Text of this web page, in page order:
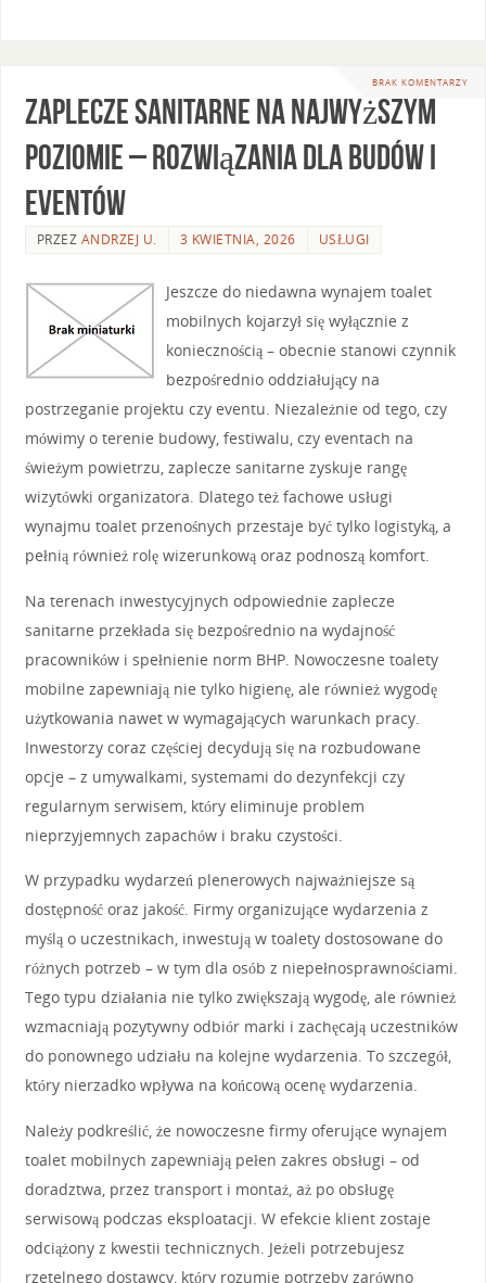
BRAK KOMENTARZY
Zaplecze sanitarne na najwyższym
poziomie – rozwiązania dla budów i
eventów
PRZEZ ANDRZEJ U. 3 KWIETNIA, 2026 USŁUGI
Jeszcze do niedawna wynajem toalet
mobilnych kojarzył się wyłącznie z
koniecznością – obecnie stanowi czynnik
bezpośrednio oddziałujący na
postrzeganie projektu czy eventu. Niezależnie od tego, czy
mówimy o terenie budowy, festiwalu, czy eventach na
świeżym powietrzu, zaplecze sanitarne zyskuje rangę
wizytówki organizatora. Dlatego też fachowe usługi
wynajmu toalet przenośnych przestaje być tylko logistyką, a
pełnią również rolę wizerunkową oraz podnoszą komfort.
Na terenach inwestycyjnych odpowiednie zaplecze
sanitarne przekłada się bezpośrednio na wydajność
pracowników i spełnienie norm BHP. Nowoczesne toalety
mobilne zapewniają nie tylko higienę, ale również wygodę
użytkowania nawet w wymagających warunkach pracy.
Inwestorzy coraz częściej decydują się na rozbudowane
opcje – z umywalkami, systemami do dezynfekcji czy
regularnym serwisem, który eliminuje problem
nieprzyjemnych zapachów i braku czystości.
W przypadku wydarzeń plenerowych najważniejsze są
dostępność oraz jakość. Firmy organizujące wydarzenia z
myślą o uczestnikach, inwestują w toalety dostosowane do
różnych potrzeb – w tym dla osób z niepełnosprawnościami.
Tego typu działania nie tylko zwiększają wygodę, ale również
wzmacniają pozytywny odbiór marki i zachęcają uczestników
do ponownego udziału na kolejne wydarzenia. To szczegół,
który nierzadko wpływa na końcową ocenę wydarzenia.
Należy podkreślić, że nowoczesne firmy oferujące wynajem
toalet mobilnych zapewniają pełen zakres obsługi – od
doradztwa, przez transport i montaż, aż po obsługę
serwisową podczas eksploatacji. W efekcie klient zostaje
odciążony z kwestii technicznych. Jeżeli potrzebujesz
rzetelnego dostawcy, który rozumie potrzeby zarówno